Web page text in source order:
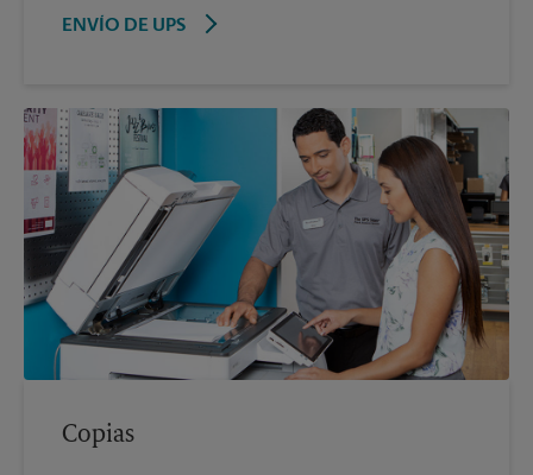
ENVÍO DE UPS
Copias